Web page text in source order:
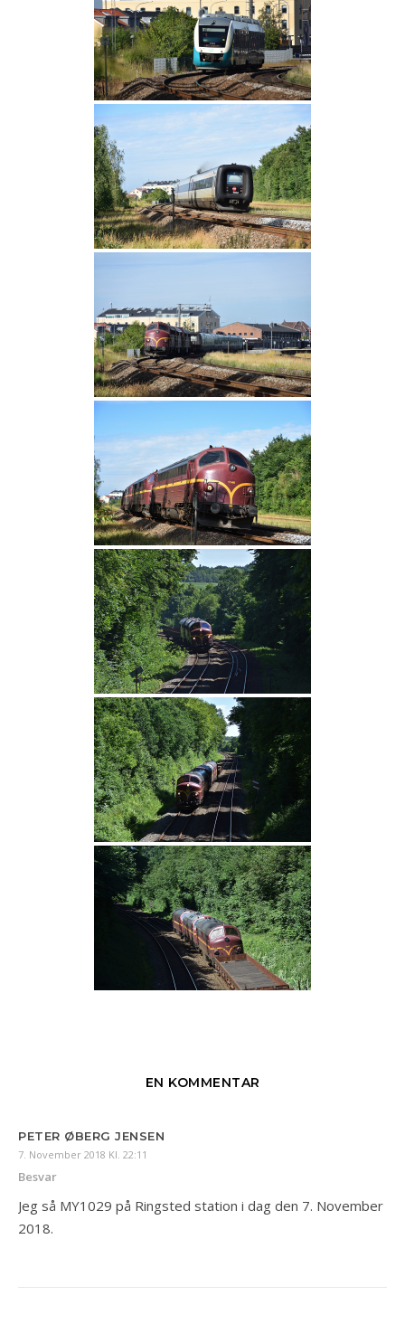
EN KOMMENTAR
PETER ØBERG JENSEN
7. November 2018 Kl. 22:11
Besvar
Jeg så MY1029 på Ringsted station i dag den 7. November
2018.